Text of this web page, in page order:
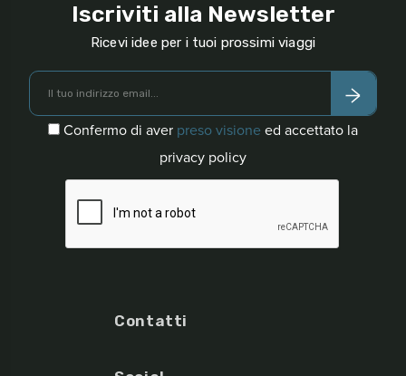
Iscriviti alla Newsletter
Ricevi idee per i tuoi prossimi viaggi
Confermo di aver preso visione ed accettato la
privacy policy
Contatti